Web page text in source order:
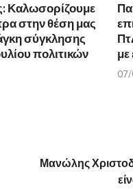
Καλωσορίζουμε
στην θέση μας
σύγκλησης
πολιτικών
με
Μανώλης